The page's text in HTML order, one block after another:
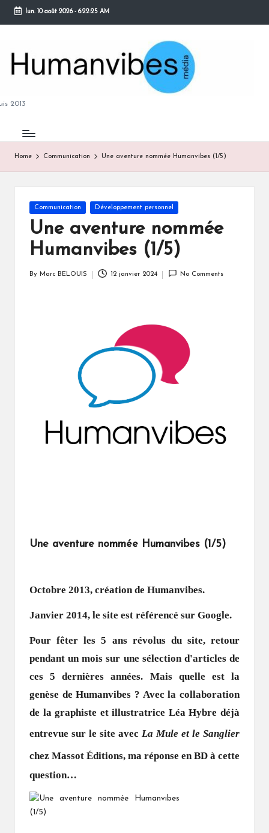
Skip
content
lun. 10 août 2026- 6:22:26 AM
2013
Home Communication Une aventure nommée Humanvibes (1/5)
Posted
in
Communication Développement personnel
Une aventure nommée
Humanvibes (1/5)
By Marc BELOUIS 12 janvier 2024 No Comments
Une aventure nommée Humanvibes (1/5)
Octobre 2013, création de Humanvibes.
Janvier 2014, le site est référencé sur Google.
Pour fêter les 5 ans révolus du site, retour
pendant un mois sur une sélection d'articles de
ces 5 dernières années. Mais quelle est la
genèse de Humanvibes ? Avec la collaboration
de la graphiste et illustratrice Léa Hybre déjà
entrevue sur le site avec La Mule et le Sanglier
chez Massot Éditions, ma réponse en BD à cette
question…